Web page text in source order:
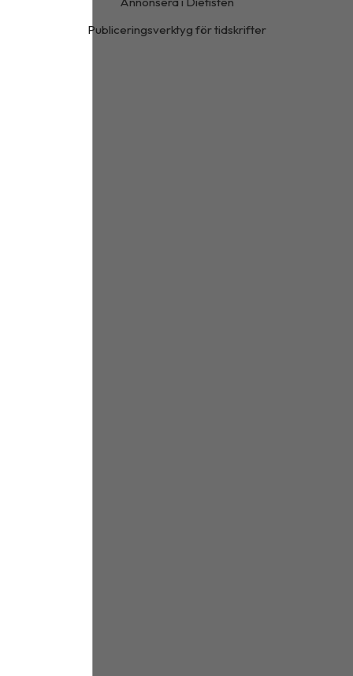
Publiceringsverktyg för tidskrifter